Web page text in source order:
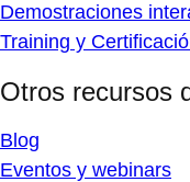
Demostraciones
Training y
Otros recursos
Blog
Eventos y webinars